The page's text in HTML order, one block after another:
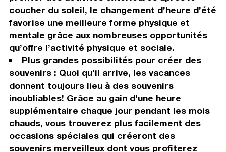
coucher du soleil, le changement d’heure d’été
favorise une meilleure forme physique et
mentale grâce aux nombreuses opportunités
qu’offre l’activité physique et sociale.
Plus grandes possibilités pour créer des
souvenirs : Quoi qu'il arrive, les vacances
donnent toujours lieu à des souvenirs
inoubliables! Grâce au gain d'une heure
supplémentaire chaque jour pendant les mois
chauds, vous trouverez plus facilement des
occasions spéciales qui créeront des
souvenirs merveilleux dont vous profiterez